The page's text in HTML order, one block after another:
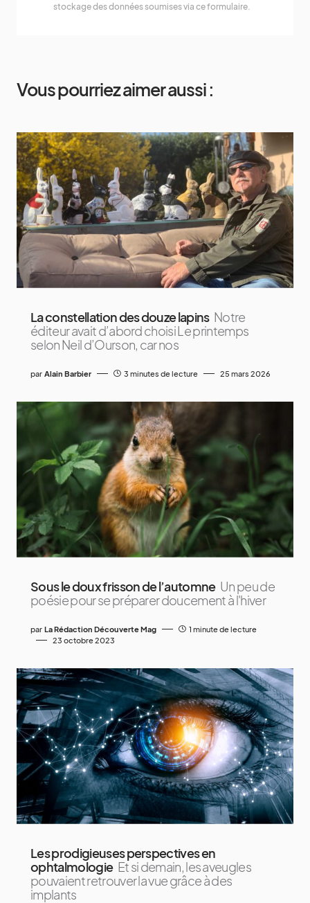
stockage des données soumises via ce formulaire.
Vous pourriez aimer aussi :
La constellation des douze lapins Notre
éditeur avait d’abord choisi Le printemps
selon Neil d’Ourson, car nos
par Alain Barbier 3 minutes de lecture 25 mars 2026
Sous le doux frisson de l’automne Un peu de
poésie pour se préparer doucement à l'hiver
par La Rédaction Découverte Mag
1 minute de lecture
23 octobre 2023
Les prodigieuses perspectives en
ophtalmologie Et si demain, les aveugles
pouvaient retrouver la vue grâce à des
implants